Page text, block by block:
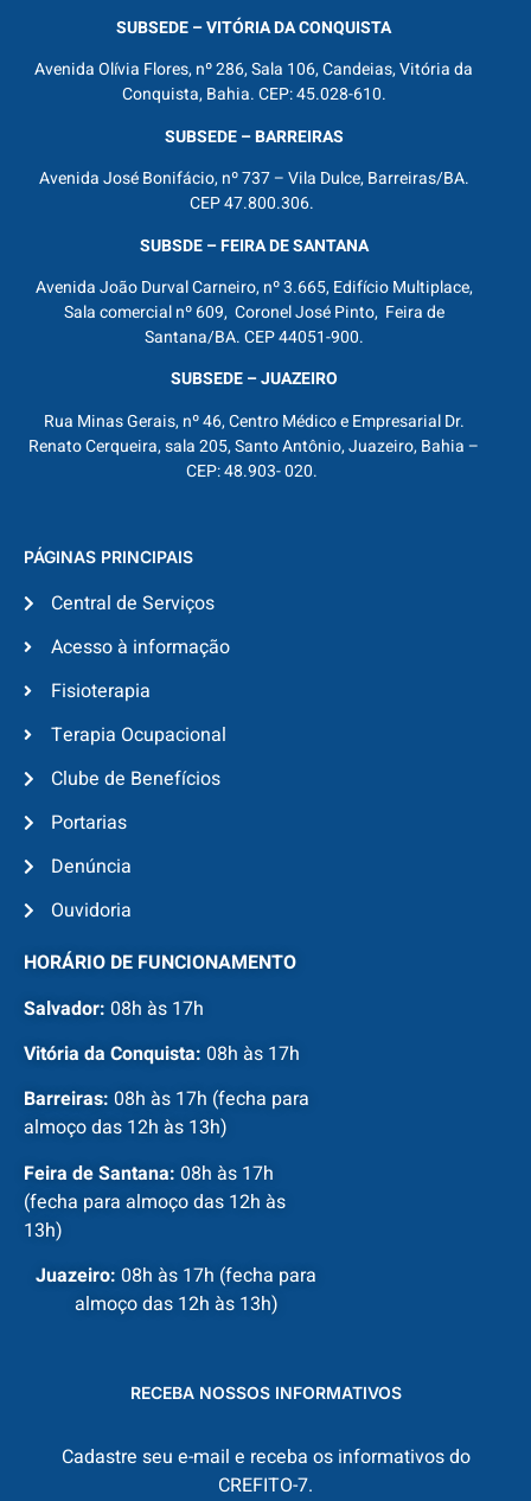
SUBSEDE – VITÓRIA DA CONQUISTA
Avenida Olívia Flores, nº 286, Sala 106, Candeias, Vitória da
Conquista, Bahia. CEP: 45.028-610.
SUBSEDE – BARREIRAS
Avenida José Bonifácio, nº 737 – Vila Dulce, Barreiras/BA.
CEP 47.800.306.
SUBSDE – FEIRA DE SANTANA
Avenida João Durval Carneiro, nº 3.665, Edifício Multiplace,
Sala comercial nº 609, Coronel José Pinto, Feira de
Santana/BA. CEP 44051-900.
SUBSEDE – JUAZEIRO
Rua Minas Gerais, nº 46, Centro Médico e Empresarial Dr.
Renato Cerqueira, sala 205, Santo Antônio, Juazeiro, Bahia –
CEP: 48.903- 020.
PÁGINAS PRINCIPAIS
Central de Serviços
Acesso à informação
Fisioterapia
Terapia Ocupacional
Clube de Benefícios
Portarias
Denúncia
Ouvidoria
HORÁRIO DE FUNCIONAMENTO
Salvador: 08h às 17h
Vitória da Conquista: 08h às 17h
Barreiras: 08h às 17h (fecha para
almoço das 12h às 13h)
Feira de Santana: 08h às 17h
(fecha para almoço das 12h às
13h)
Juazeiro: 08h às 17h (fecha para
almoço das 12h às 13h)
RECEBA NOSSOS INFORMATIVOS
Cadastre seu e-mail e receba os informativos do
CREFITO-7.